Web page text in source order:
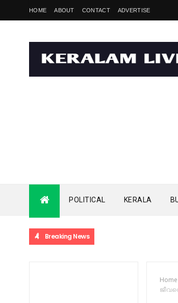
HOME ABOUT CONTACT ADVERTISE
POLITICAL KERALA
Breaking News
Home